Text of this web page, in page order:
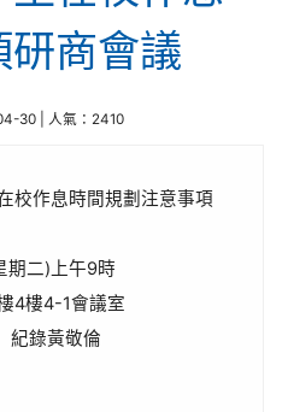
研商會議
30 | 人氣：2410
校作息時間規劃注意事項
期二)上午9時
4樓4-1會議室
紀錄黃敬倫